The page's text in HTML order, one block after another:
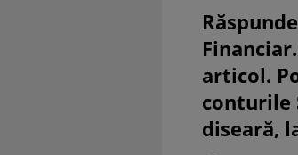
articol.
conturile
diseară,